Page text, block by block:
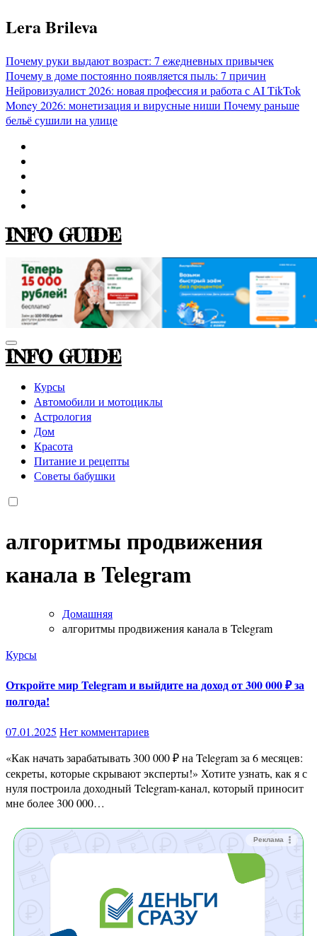
Перейти
к
Lera Brileva
Почему руки выдают возраст: 7 ежедневных привычек
Почему в доме постоянно появляется пыль: 7 причин
Нейровизуалист 2026: новая профессия и работа с AITikTok
Money 2026: монетизация и вирусные ниши Почему раньше
бельё сушили на улице
INFO GUIDE
INFO GUIDE
Курсы
Автомобили и мотоциклы
Астрология
Дом
Красота
Питание и рецепты
Советы бабушки
алгоритмы продвижения
канала в Telegram
Домашняя
алгоритмы продвижения канала в Telegram
Курсы
Откройте мир Telegram и выйдите на доход от 300 000 ₽ за
полгода!
07.01.2025 Нет комментариев
«Как начать зарабатывать 300 000 ₽ на Telegram за 6 месяцев:
секреты, которые скрывают эксперты!» Хотите узнать, как я с
нуля построила доходный Telegram-канал, который приносит
мне более 300 000…
Реклама